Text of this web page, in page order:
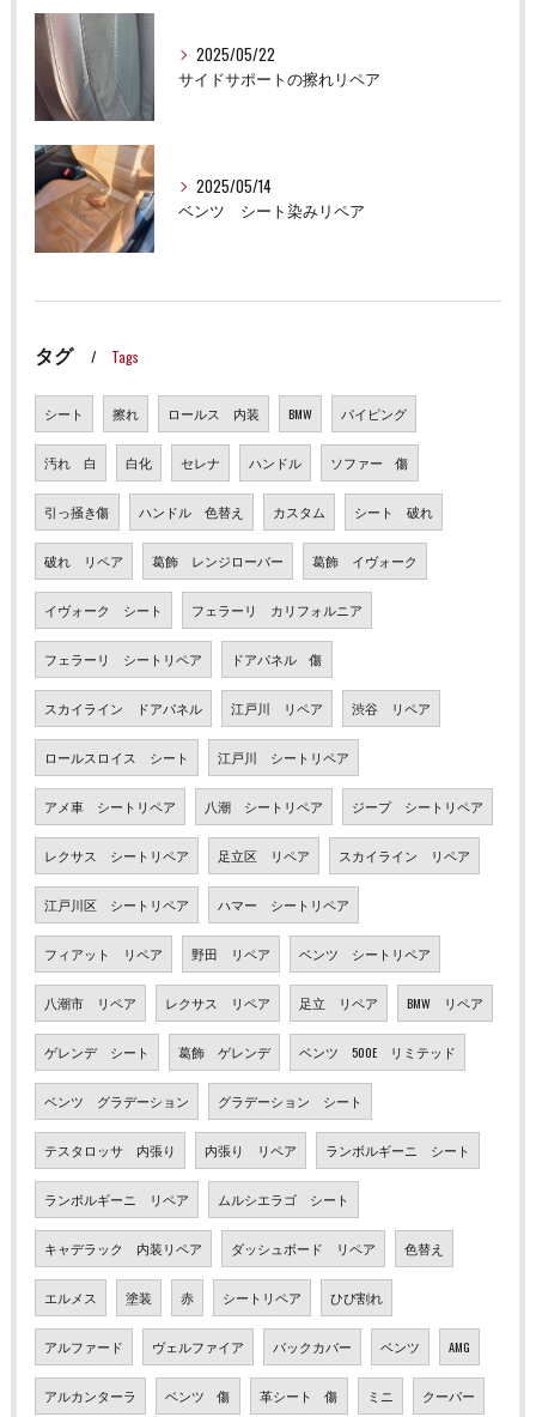
2025/05/22
サイドサポートの擦れリペア
2025/05/14
ベンツ シート染みリペア
タグ Tags
シート 擦れ ロールス 内装 BMW パイピング
汚れ 白 白化 セレナ ハンドル ソファー 傷
引っ掻き傷 ハンドル 色替え カスタム シート 破れ
破れ リペア 葛飾 レンジローバー 葛飾 イヴォーク
イヴォーク シート フェラーリ カリフォルニア
フェラーリ シートリペア ドアパネル 傷
スカイライン ドアパネル 江戸川 リペア 渋谷 リペア
ロールスロイス シート 江戸川 シートリペア
アメ車 シートリペア 八潮 シートリペア ジープ シートリペア
レクサス シートリペア 足立区 リペア スカイライン リペア
江戸川区 シートリペア ハマー シートリペア
フィアット リペア 野田 リペア ベンツ シートリペア
八潮市 リペア レクサス リペア 足立 リペア BMW リペア
ゲレンデ シート 葛飾 ゲレンデ ベンツ 500E リミテッド
ベンツ グラデーション グラデーション シート
テスタロッサ 内張り 内張り リペア ランボルギーニ シート
ランボルギーニ リペア ムルシエラゴ シート
キャデラック 内装リペア ダッシュボード リペア 色替え
エルメス 塗装 赤 シートリペア ひび割れ
アルファード ヴェルファイア バックカバー ベンツ AMG
アルカンターラ ベンツ 傷 革シート 傷 ミニ クーパー